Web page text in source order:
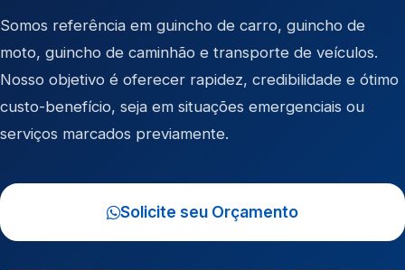
Somos referência em guincho de carro, guincho de
moto, guincho de caminhão e transporte de veículos.
Nosso objetivo é oferecer rapidez, credibilidade e ótimo
custo-benefício, seja em situações emergenciais ou
serviços marcados previamente.
Solicite seu Orçamento